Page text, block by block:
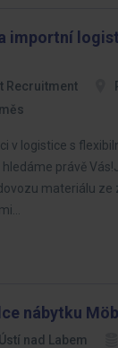
importní
Recruitment
v logistice s
právě
materiálu ze
nábytku
Ústí nad Labem